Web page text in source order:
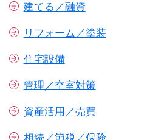
建てる／融資
リフォーム／塗装
住宅設備
管理／空室対策
資産活用／売買